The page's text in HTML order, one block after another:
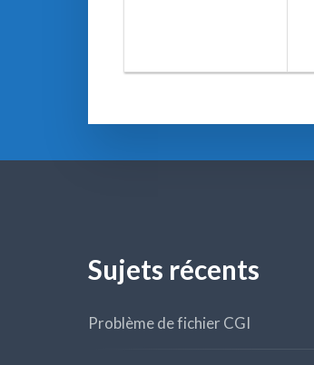
Sujets récents
Problème de fichier CGI